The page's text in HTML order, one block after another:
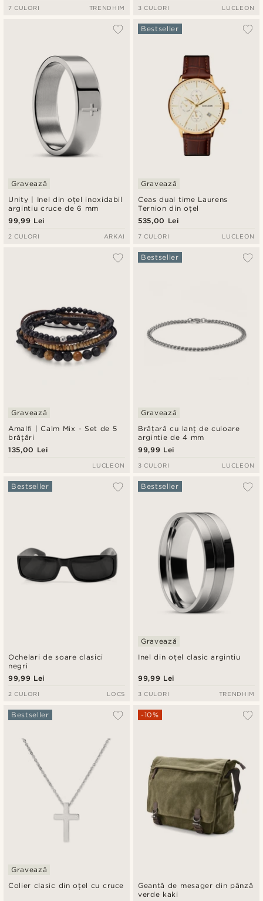
7 CULORI TRENDHIM 3 CULORI LUCLEON
Unity | Inel din oțel inoxidabil
argintiu cruce de 6 mm
Gravează
99,99 Lei
2 CULORI ARKAI
Ceas dual time Laurens
Ternion din oțel
Bestseller
Gravează
535,00 Lei
7 CULORI LUCLEON
Amalfi | Calm Mix - Set de 5
brățări
Gravează
135,00 Lei
LUCLEON
Brățară cu lanț de culoare
argintie de 4 mm
Bestseller
Gravează
99,99 Lei
3 CULORI LUCLEON
Ochelari de soare clasici
negri
Bestseller
99,99 Lei
2 CULORI LOCS
Inel din oțel clasic argintiu
Bestseller
Gravează
99,99 Lei
3 CULORI TRENDHIM
Colier clasic din oțel cu cruce
Bestseller
Gravează
Geantă de mesager din pânză
verde kaki
-10%